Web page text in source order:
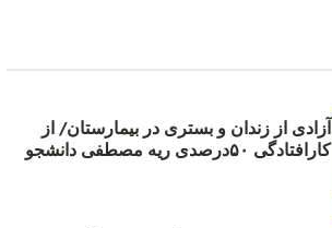
آزادی از زندان و بستری در بیمارستان/ از
کارافتادگی ۵۰درصدی ریه مصطفی دانشجو